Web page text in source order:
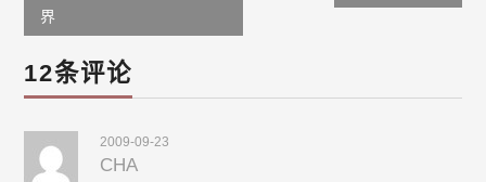
navigation
界
12条评论
2009-09-23
CHA